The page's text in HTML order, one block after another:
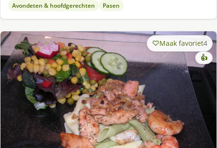
Avondeten & hoofdgerechten Pasen
Maak favoriet4
👍